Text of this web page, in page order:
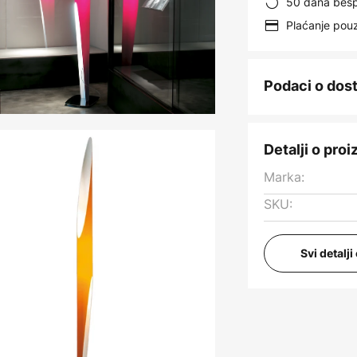
Plaćanje
Podaci o
Detalji o
Marka:
SKU:
Svi detalji